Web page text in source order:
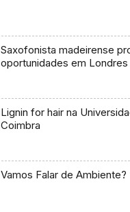
Saxofonista madeirense
oportunidades em Londres
Lignin for hair na
Coimbra
Vamos Falar de Ambiente?